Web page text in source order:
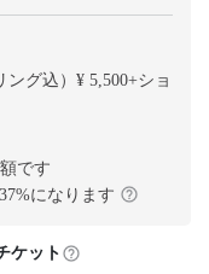
グ込）¥ 5,500+ショ
です
37%になります
ケット